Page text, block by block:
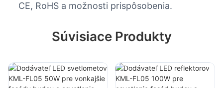
CE, RoHS a možnosti prispôsobenia.
Súvisiace Produkty